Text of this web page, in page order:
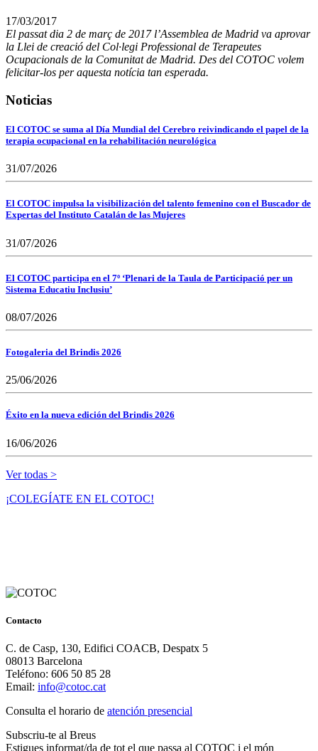
17/03/2017
El passat dia 2 de març de 2017 l’Assemblea de Madrid va aprovar
la Llei de creació del Col·legi Professional de Terapeutes
Ocupacionals de la Comunitat de Madrid. Des del COTOC volem
felicitar-los per aquesta notícia tan esperada.
Noticias
El COTOC se suma al Día Mundial del Cerebro reivindicando el papel de la
terapia ocupacional en la rehabilitación neurológica
31/07/2026
El COTOC impulsa la visibilización del talento femenino con el Buscador de
Expertas del Instituto Catalán de las Mujeres
31/07/2026
El COTOC participa en el 7º ‘Plenari de la Taula de Participació per un
Sistema Educatiu Inclusiu’
08/07/2026
Fotogaleria del Brindis 2026
25/06/2026
Éxito en la nueva edición del Brindis 2026
16/06/2026
Ver todas >
¡COLEGÍATE EN EL COTOC!
Contacto
C. de Casp, 130, Edifici COACB, Despatx 5
08013 Barcelona
Teléfono: 606 50 85 28
Email: info@cotoc.cat
Consulta el horario de atención presencial
Subscriu-te al Breus
Estigues informat/da de tot el que passa al COTOC i el món